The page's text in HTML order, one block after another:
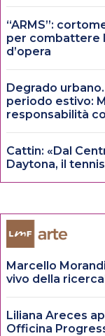
“ARMS”:
per combattere
d’opera
Degrado
periodo estivo:
responsabilità
Cattin: «Dal
Daytona, il
Marcello
vivo della
Liliana Areces
Officina